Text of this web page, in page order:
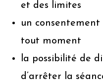
et des limites
un
tout moment
la possibilité de
d’arrêter la